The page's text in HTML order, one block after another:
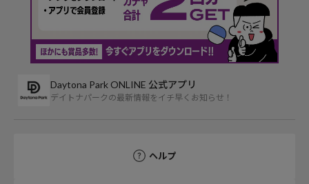
Daytona Park ONLINE 公式アプリ
デイトナパークの最新情報をイチ早くお知らせ！
ヘルプ